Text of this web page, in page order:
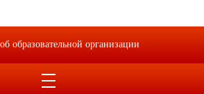
образовательной организации